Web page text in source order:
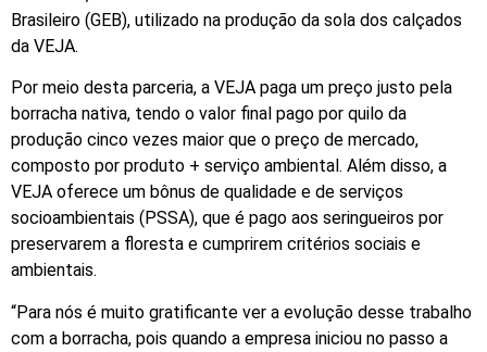
Brasileiro (GEB), utilizado na produção da sola dos calçados
da VEJA.
Por meio desta parceria, a VEJA paga um preço justo pela
borracha nativa, tendo o valor final pago por quilo da
produção cinco vezes maior que o preço de mercado,
composto por produto + serviço ambiental. Além disso, a
VEJA oferece um bônus de qualidade e de serviços
socioambientais (PSSA), que é pago aos seringueiros por
preservarem a floresta e cumprirem critérios sociais e
ambientais.
“Para nós é muito gratificante ver a evolução desse trabalho
com a borracha, pois quando a empresa iniciou no passo a